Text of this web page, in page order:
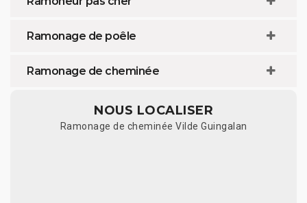
Ramonage de poêle
Ramonage de cheminée
NOUS LOCALISER
Ramonage de cheminée Vilde Guingalan